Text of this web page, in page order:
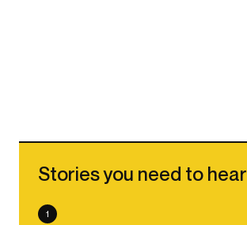
Stories you need to hear
1